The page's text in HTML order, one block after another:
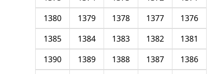
1376
1377
1378
1379
1380
1381
1382
1383
1384
1385
1386
1387
1388
1389
1390